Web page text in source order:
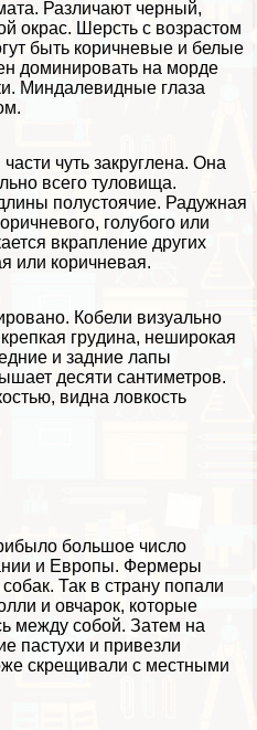
Различают черный,
окрас. Шерсть с возрастом
быть коричневые и белые
доминировать на морде
Миндалевидные глаза
чуть закруглена. Она
всего туловища.
полустоячие. Радужная
гoлyбого или
вкрапление других
или коричневая.
Кобели визуально
гpyдина, неширокая
и задние лапы
десяти сантиметров.
видна ловкость
большое число
и Европы. Фермеры
Так в страну попали
и овчарок, которые
между собой. Затем на
пастухи и привезли
скрещивали с местными